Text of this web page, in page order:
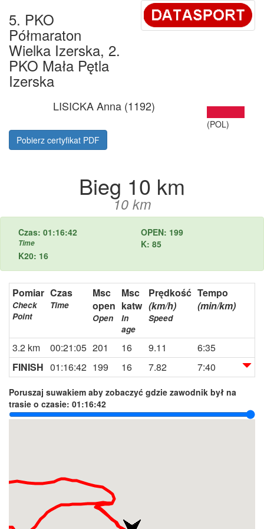
5. PKO
Półmaraton
Wielka Izerska, 2.
PKO Mała Pętla
Izerska
LISICKA Anna (1192)
(POL)
Pobierz certyfikat PDF
Bieg 10 km
10 km
Czas: 01:16:42
Time
OPEN: 199
K: 85
K20: 16
Pomiar
Check
Point
Czas
Time
Msc
open
Open
Msc
katw
In
age
Prędkość
(km/h)
Speed
Tempo
(min/km)
3.2 km 00:21:05 201 16 9.11
6:35
FINISH 01:16:42 199 16 7.82 7:40
Poruszaj suwakiem aby zobaczyć gdzie zawodnik był na
trasie o czasie: 01:16:42